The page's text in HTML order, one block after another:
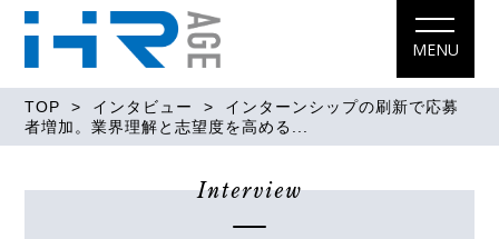
MENU
TOP > インタビュー
> インターンシップの刷新で応募
者増加。業界理解と志望度を高める...
Interview